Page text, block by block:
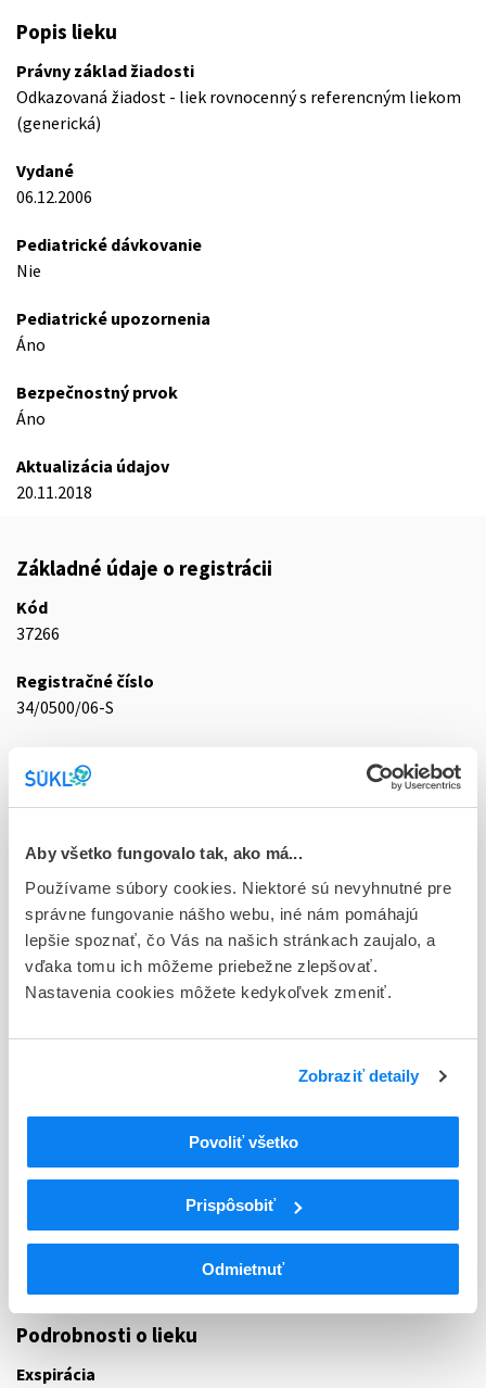
Aby všetko fungovalo tak, ako má...
Používame súbory cookies. Niektoré sú nevyhnutné pre
správne fungovanie nášho webu, iné nám pomáhajú
lepšie spoznať, čo Vás na našich stránkach zaujalo, a
vďaka tomu ich môžeme priebežne zlepšovať.
Nastavenia cookies môžete kedykoľvek zmeniť.
Zobraziť detaily
Povoliť všetko
Prispôsobiť
Odmietnuť
Popis lieku
Právny základ žiadosti
Odkazovaná žiadost - liek rovnocenný s referencným liekom
(generická)
Vydané
06.12.2006
Pediatrické dávkovanie
Nie
Pediatrické upozornenia
Áno
Bezpečnostný prvok
Áno
Aktualizácia údajov
20.11.2018
Základné údaje o registrácii
Kód
37266
Registračné číslo
34/0500/06-S
tbl 50x0,5 mg (fľ.skl.hnedá)
D - Registrácia bez obmedzenia platnosti
Typ registračnej procedúry
Vzájomné uznávanie (mutual recognition proc.)
Držiteľ, krajina
TEVA Pharmaceuticals Slovakia s.r.o., Slovensko
ATC
UROGENITÁLNY TRAKT A POHLAVNÉ
HORMÓNY
INÉ GYNEKOLOGIKÁ
G02C
G02CB
Inhibítory prolaktínu
Kabergolín
Podrobnosti o lieku
Exspirácia